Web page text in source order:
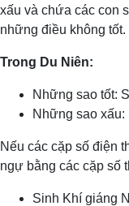
xấu và chứa các con
những điều không tốt.
Trong Du Niên:
Những sao tốt:
Những sao xấu:
Nếu các cặp số điện
ngự bằng các cặp số
Sinh Khí giáng